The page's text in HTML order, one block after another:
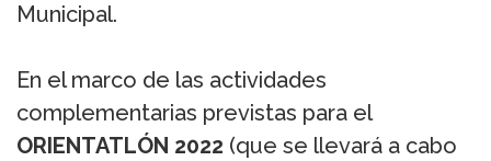
Municipal.
En el marco de las actividades
complementarias previstas para el
ORIENTATLÓN 2022 (que se llevará a cabo